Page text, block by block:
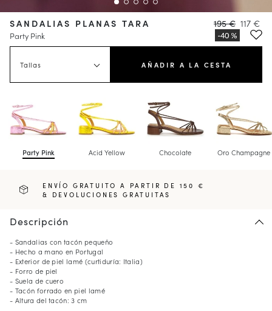
SANDALIAS PLANAS TARA
Party Pink
195 € 117 €
Tallas AÑADIR A LA CESTA
Party Pink Acid Yellow Chocolate Oro Champagne
ENVÍO GRATUITO A PARTIR DE 150 €
& DEVOLUCIONES GRATUITAS
Descripción
- Sandalias con tacón pequeño
- Hecho a mano en Portugal
- Exterior de piel lamé (curtiduría: Italia)
- Forro de piel
- Suela de cuero
- Tacón forrado en piel lamé
- Altura del tacón: 3 cm